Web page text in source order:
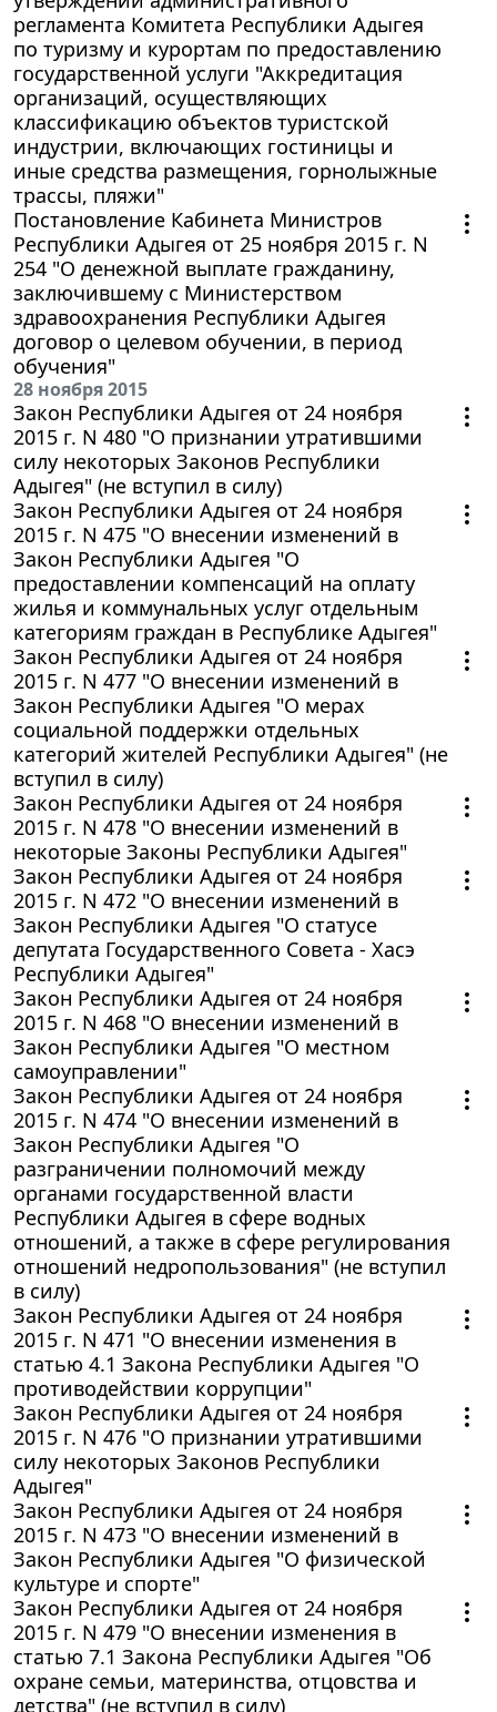
регламента Комитета Республики Адыгея
по туризму и курортам по предоставлению
государственной услуги "Аккредитация
организаций, осуществляющих
классификацию объектов туристской
индустрии, включающих гостиницы и
иные средства размещения, горнолыжные
трассы, пляжи"
Постановление Кабинета Министров
Республики Адыгея от 25 ноября 2015 г. N
254 "О денежной выплате гражданину,
заключившему с Министерством
здравоохранения Республики Адыгея
договор о целевом обучении, в период
обучения"
28 ноября 2015
Закон Республики Адыгея от 24 ноября
2015 г. N 480 "О признании утратившими
силу некоторых Законов Республики
Адыгея" (не вступил в силу)
Закон Республики Адыгея от 24 ноября
2015 г. N 475 "О внесении изменений в
Закон Республики Адыгея "О
предоставлении компенсаций на оплату
жилья и коммунальных услуг отдельным
категориям граждан в Республике Адыгея"
Закон Республики Адыгея от 24 ноября
2015 г. N 477 "О внесении изменений в
Закон Республики Адыгея "О мерах
социальной поддержки отдельных
категорий жителей Республики Адыгея" (не
вступил в силу)
Закон Республики Адыгея от 24 ноября
2015 г. N 478 "О внесении изменений в
некоторые Законы Республики Адыгея"
Закон Республики Адыгея от 24 ноября
2015 г. N 472 "О внесении изменений в
Закон Республики Адыгея "О статусе
депутата Государственного Совета - Хасэ
Республики Адыгея"
Закон Республики Адыгея от 24 ноября
2015 г. N 468 "О внесении изменений в
Закон Республики Адыгея "О местном
самоуправлении"
Закон Республики Адыгея от 24 ноября
2015 г. N 474 "О внесении изменений в
Закон Республики Адыгея "О
разграничении полномочий между
органами государственной власти
Республики Адыгея в сфере водных
отношений, а также в сфере регулирования
отношений недропользования" (не вступил
в силу)
Закон Республики Адыгея от 24 ноября
2015 г. N 471 "О внесении изменения в
статью 4.1 Закона Республики Адыгея "О
противодействии коррупции"
Закон Республики Адыгея от 24 ноября
2015 г. N 476 "О признании утратившими
силу некоторых Законов Республики
Адыгея"
Закон Республики Адыгея от 24 ноября
2015 г. N 473 "О внесении изменений в
Закон Республики Адыгея "О физической
культуре и спорте"
Закон Республики Адыгея от 24 ноября
2015 г. N 479 "О внесении изменения в
статью 7.1 Закона Республики Адыгея "Об
охране семьи, материнства, отцовства и
детства" (не вступил в силу)